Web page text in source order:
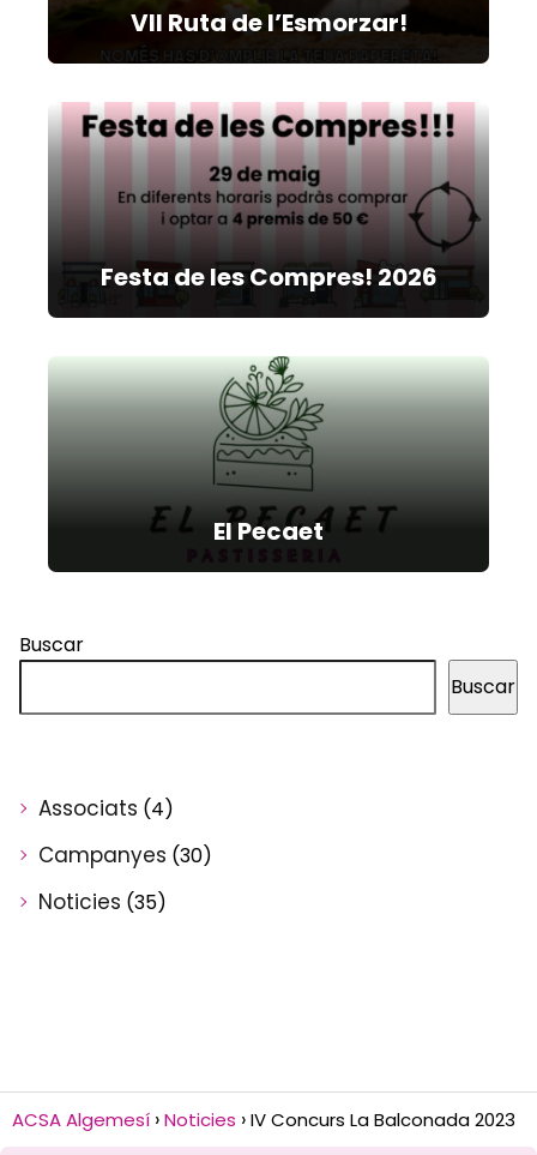
VII Ruta de l’Esmorzar!
Festa de les Compres! 2026
El Pecaet
Buscar
Buscar
Associats (4)
Campanyes (30)
Noticies (35)
ACSA Algemesí Noticies IV Concurs La Balconada 2023